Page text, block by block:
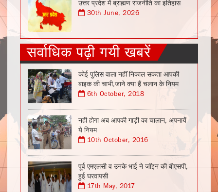
उत्तर प्रदेश में ब्राह्मण राजनीति का इतिहास
30th June, 2026
सर्वाधिक पढ़ी गयी खबरें
कोई पुलिस वाला नहीं निकाल सकता आपकी
बाइक की चाभी,जाने क्या हैं चलान के नियम
6th October, 2018
नही होगा अब आपकी गाड़ी का चालान, अपनायें
ये नियम
10th October, 2016
पूर्व एमएलसी व उनके भाई ने जॉइन की बीएसपी,
हुई घरवापसी
17th May, 2017